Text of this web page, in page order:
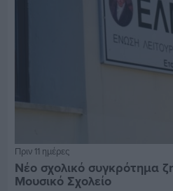
Πριν 11 ημέρες
Νέο σχολικό συγκρότημα
Μουσικό Σχολείο